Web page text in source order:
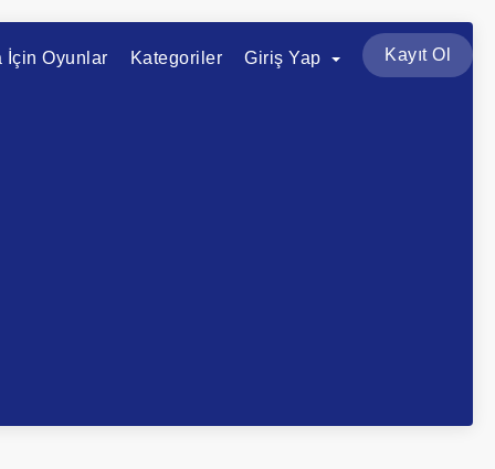
İçin Oyunlar Kategoriler Giriş Yap Kayıt Ol